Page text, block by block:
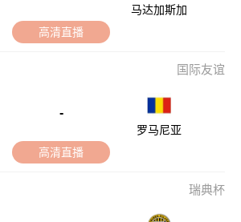
马达加斯加
高清直播
国际友谊
-
罗马尼亚
高清直播
瑞典杯